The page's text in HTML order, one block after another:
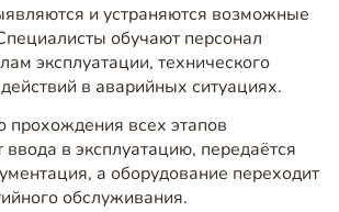
и устраняются возможные
обучают персонал
эксплуатации, технического
в аварийных ситуациях.
прохождения всех этапов
ввода в эксплуатацию, передаётся
а оборудование переходит
обслуживания.